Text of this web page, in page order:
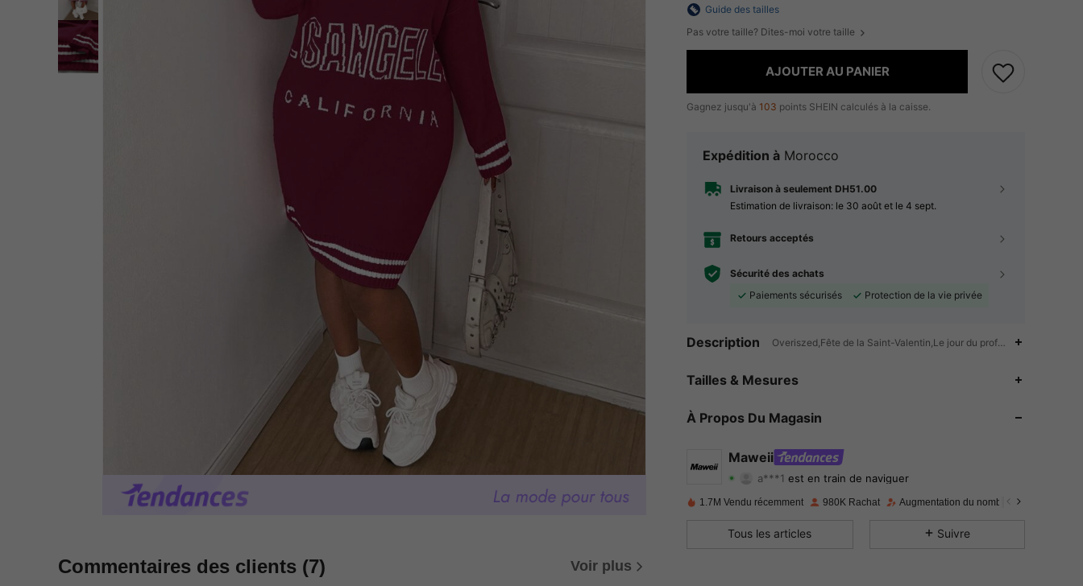
Commentaires des clients (7) Voir plus
Guide des tailles
Pas votre taille? Dites-moi votre taille
AJOUTER AU PANIER
Gagnez jusqu'à 103 points SHEIN calculés à la caisse.
Expédition à Morocco
Livraison à seulement DH51.00
Estimation de livraison: le 30 août et le 4 sept.
Retours acceptés
Sécurité des achats
Paiements sécurisés
Protection de la vie privée
Description Overiszed,Fête de la Saint-Valentin,Le jour du professeur,Retour à
Tailles & Mesures
À Propos Du Magasin
Maweii
a***1est en train de naviguer
4.83 Evaluation 7.2KArticles 351K
1.7M Vendu récemment 980K Rachat Augmentation du nombre d'abonnés : 15
Tous les articles Suivre